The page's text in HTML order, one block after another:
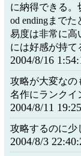
に納得できる
od endingまで
易度は非常に高
には好感が持て
2004/8/16
攻略が大変なの
名作にランクイ
2004/8/11
攻略するのに少
2004/8/3